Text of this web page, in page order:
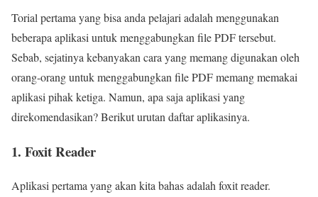
Torial pertama yang bisa anda pelajari adalah menggunakan
beberapa aplikasi untuk menggabungkan file PDF tersebut.
Sebab, sejatinya kebanyakan cara yang memang digunakan oleh
orang-orang untuk menggabungkan file PDF memang memakai
aplikasi pihak ketiga. Namun, apa saja aplikasi yang
direkomendasikan? Berikut urutan daftar aplikasinya.
1. Foxit Reader
Aplikasi pertama yang akan kita bahas adalah foxit reader.